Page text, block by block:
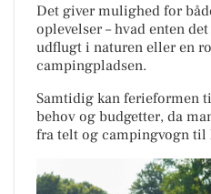
Det giver mulighed for
oplevelser – hvad enten
udflugt i naturen eller en
campingpladsen.
Samtidig kan ferieformen
behov og budgetter, da
fra telt og campingvogn til